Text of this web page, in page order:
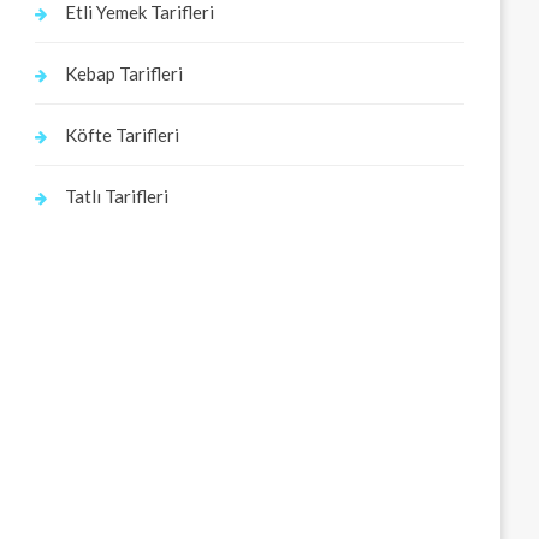
Etli Yemek Tarifleri
Kebap Tarifleri
Köfte Tarifleri
Tatlı Tarifleri